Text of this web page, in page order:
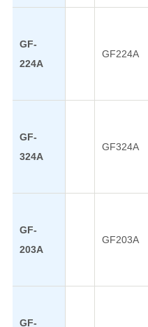
GF-
224A
GF224A
GF-
324A
GF324A
GF-
203A
GF203A
GF-